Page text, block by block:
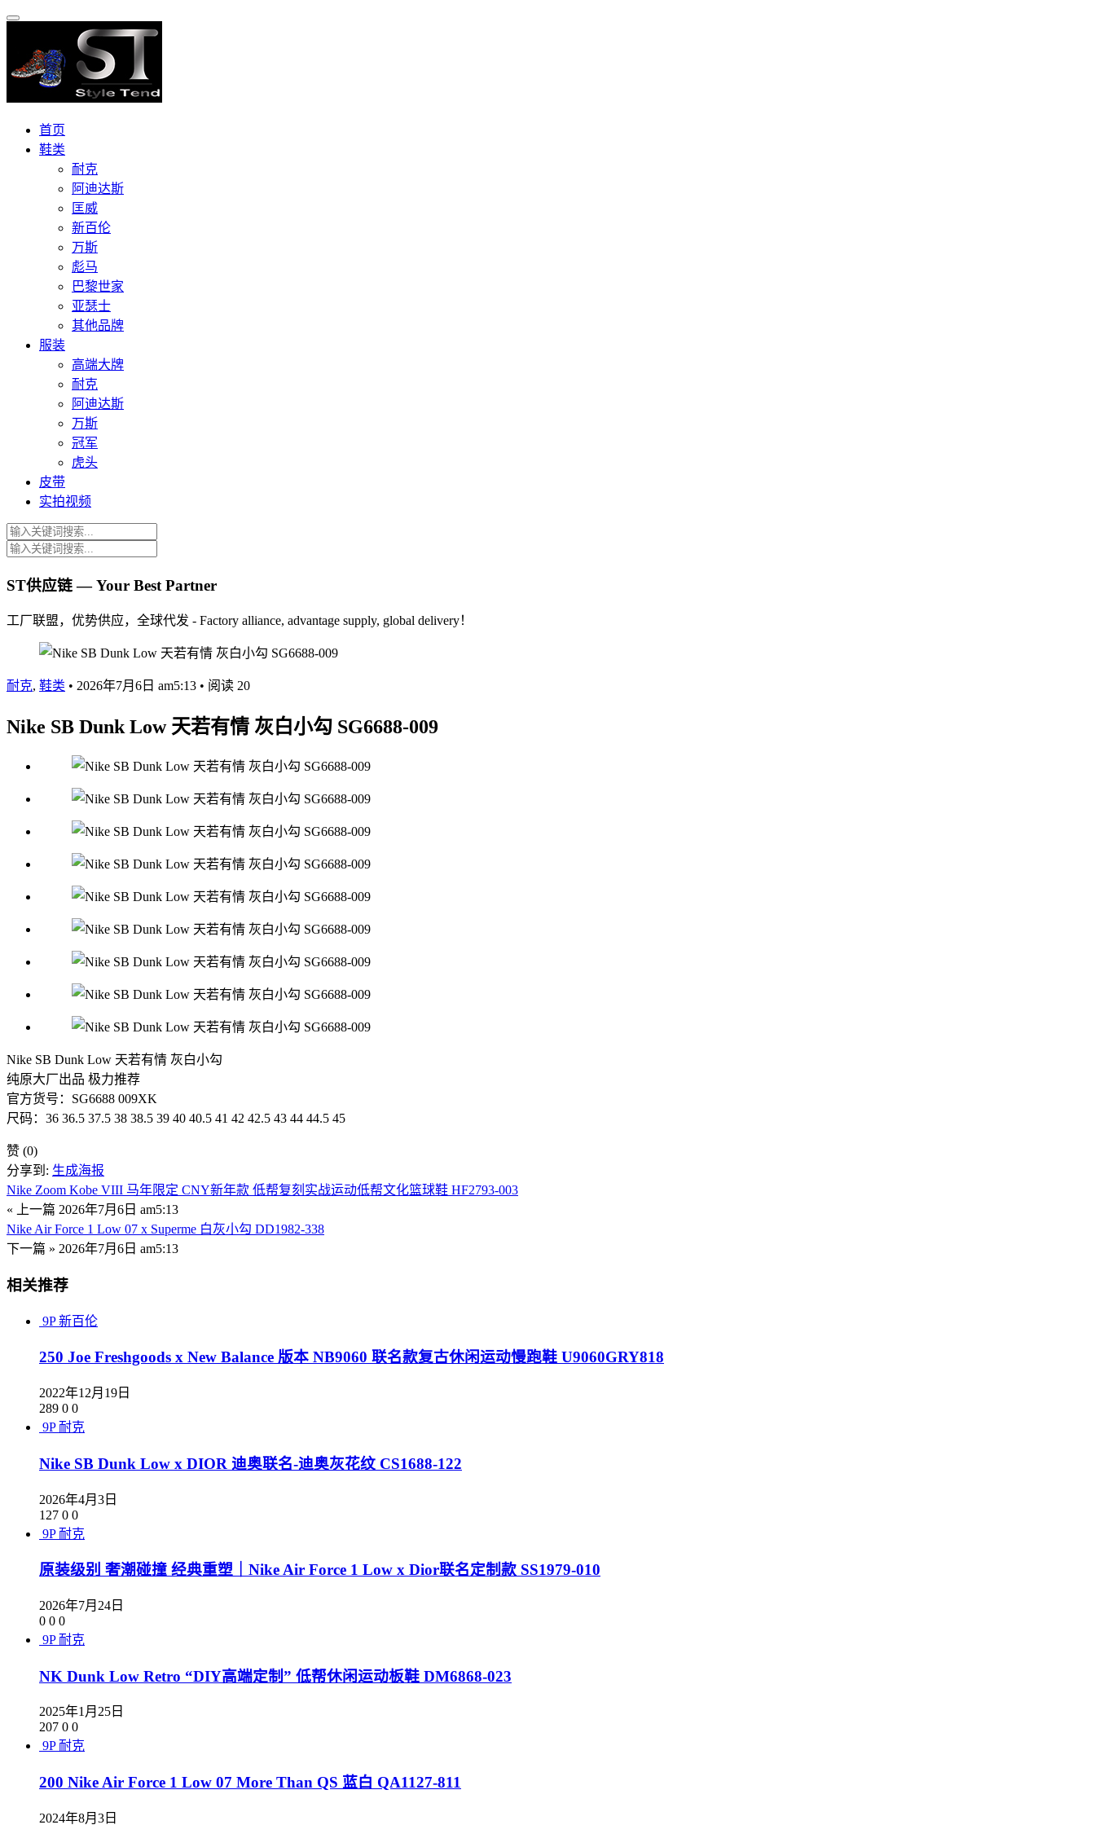
首页
鞋类
耐克
阿迪达斯
匡威
新百伦
万斯
彪马
巴黎世家
亚瑟士
其他品牌
服装
高端大牌
耐克
阿迪达斯
万斯
冠军
虎头
皮带
实拍视频
ST供应链 — Your Best Partner
工厂联盟，优势供应，全球代发 - Factory alliance, advantage supply, global delivery！
耐克, 鞋类 • 2026年7月6日 am5:13 • 阅读 20
Nike SB Dunk Low 天若有情 灰白小勾 SG6688-009
Nike SB Dunk Low 天若有情 灰白小勾
纯原大厂出品 极力推荐
官方货号：SG6688 009XK
尺码：36 36.5 37.5 38 38.5 39 40 40.5 41 42 42.5 43 44 44.5 45
赞 (0)
分享到: 生成海报
Nike Zoom Kobe VIII 马年限定 CNY新年款 低帮复刻实战运动低帮文化篮球鞋 HF2793-003
« 上一篇 2026年7月6日 am5:13
Nike Air Force 1 Low 07 x Superme 白灰小勾 DD1982-338
下一篇 » 2026年7月6日 am5:13
相关推荐
9P 新百伦
250 Joe Freshgoods x New Balance 版本 NB9060 联名款复古休闲运动慢跑鞋 U9060GRY818
2022年12月19日
289 0 0
9P 耐克
Nike SB Dunk Low x DIOR 迪奥联名-迪奥灰花纹 CS1688-122
2026年4月3日
127 0 0
9P 耐克
原装级别 奢潮碰撞 经典重塑｜Nike Air Force 1 Low x Dior联名定制款 SS1979-010
2026年7月24日
0 0 0
9P 耐克
NK Dunk Low Retro “DIY高端定制” 低帮休闲运动板鞋 DM6868-023
2025年1月25日
207 0 0
9P 耐克
200 Nike Air Force 1 Low 07 More Than QS 蓝白 QA1127-811
2024年8月3日